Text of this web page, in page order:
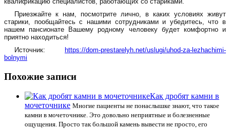
Приезжайте к нам, посмотрите лично, в каких условиях живут
старики, пообщайтесь с нашими сотрудниками и убедитесь, что в
нашем пансионате Вашему родному человеку будет комфортно и
приятно находиться!
Источник:
https://dom-prestarelyh.net/uslugi/uhod-za-lezhachimi-
bolnymi
Похожие записи
Как дробят камни в
мочеточнике Многие пациенты не понаслышке знают, что такое
камни в мочеточнике. Это довольно неприятные и болезненные
ощущения. Просто так большой камень вывести не просто, его